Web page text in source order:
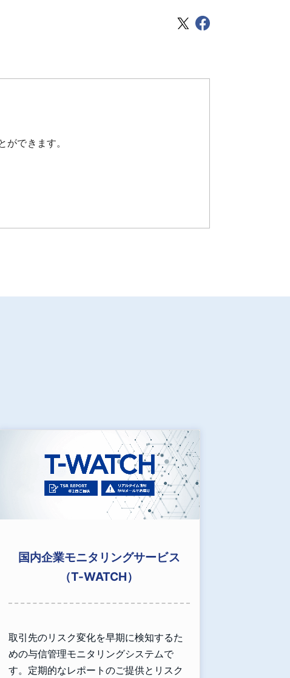
できます。
国内企業モニタリングサービス
（T-WATCH）
取引先のリスク変化を早期に検知するた
めの与信管理モニタリングシステムで
す。定期的なレポートのご提供とリスク